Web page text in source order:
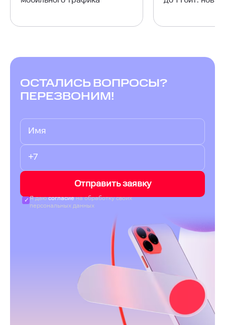
ОСТАЛИСЬ ВОПРОСЫ?
ПЕРЕЗВОНИМ!
Отправить заявку
Я даюсогласиена обработку своих
персональных данных